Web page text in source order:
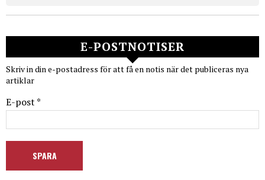
E-POSTNOTISER
Skriv in din e-postadress för att få en notis när det publiceras nya
artiklar
E-post *